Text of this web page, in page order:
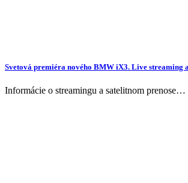
Svetová premiéra nového BMW iX3. Live streaming
Informácie o streamingu a satelitnom prenose…